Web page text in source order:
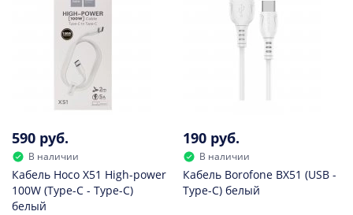
590 руб.
В наличии
Кабель Hoco X51 High-power
100W (Type-C - Type-C)
белый
190 руб.
В наличии
Кабель Borofone BX51 (USB -
Type-C) белый